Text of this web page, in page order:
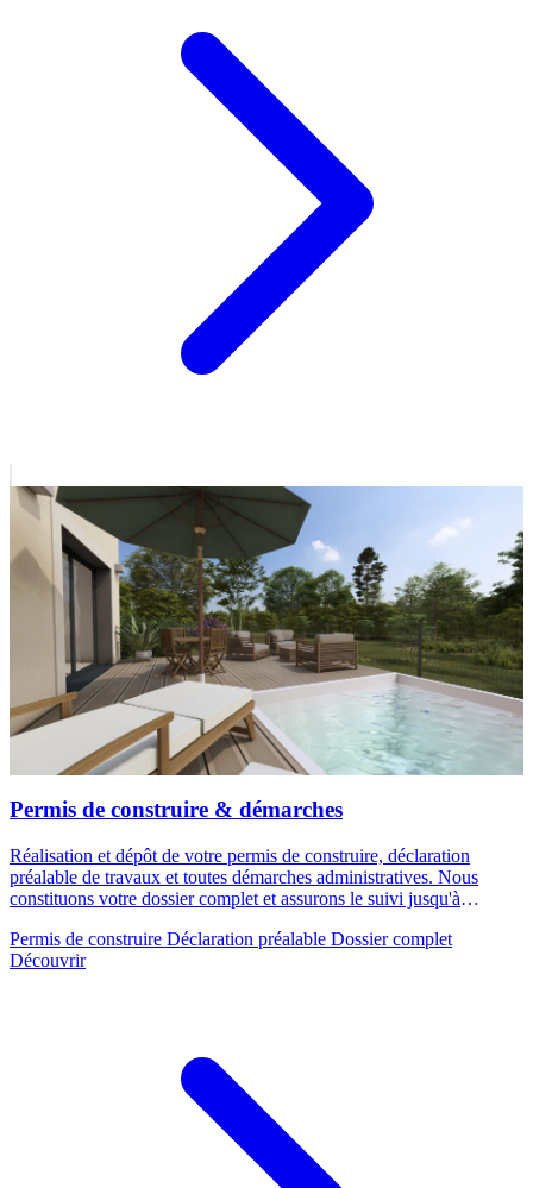
Permis de construire & démarches
Réalisation et dépôt de votre permis de construire, déclaration
préalable de travaux et toutes démarches administratives. Nous
constituons votre dossier complet et assurons le suivi jusqu'à
Permis de construire Déclaration préalable Dossier complet
Découvrir